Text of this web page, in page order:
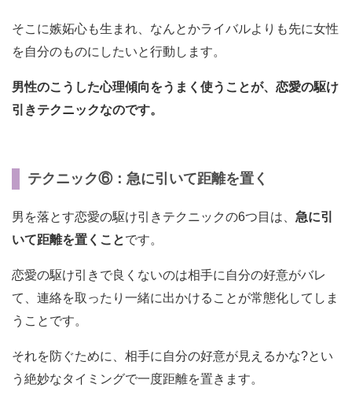
そこに嫉妬心も生まれ、なんとかライバルよりも先に女性
を自分のものにしたいと行動します。
男性のこうした心理傾向をうまく使うことが、恋愛の駆け
引きテクニックなのです。
テクニック⑥：急に引いて距離を置く
男を落とす恋愛の駆け引きテクニックの6つ目は、 急に引
いて距離を置くことです。
恋愛の駆け引きで良くないのは相手に自分の好意がバレ
て、連絡を取ったり一緒に出かけることが常態化してしま
うことです。
それを防ぐために、相手に自分の好意が見えるかな?とい
う絶妙なタイミングで一度距離を置きます。